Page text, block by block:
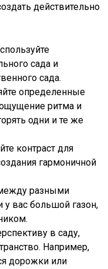
действительно
сада и
сада.
определенные
ритма и
одни и те же
контраст для
гармоничной
разными
у вас большой газон,
в саду,
Например,
дорожки или